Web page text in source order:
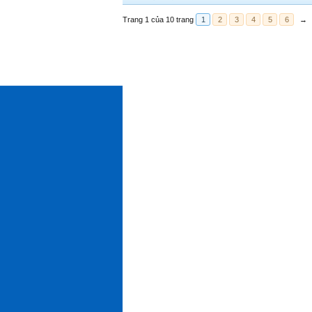
Trang 1 của 10 trang 1 2 3 4 5 6 →